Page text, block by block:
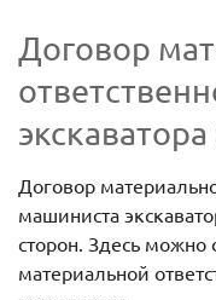
Договор
экскаватора
Договор
машиниста
сторон. Здесь можно
материальной